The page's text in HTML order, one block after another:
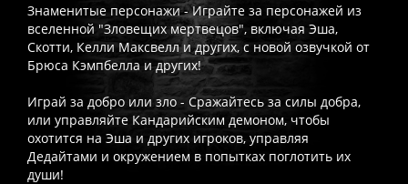
Знаменитые персонажи - Играйте за персонажей из
вселенной "Зловещих мертвецов", включая Эша,
Скотти, Келли Максвелл и других, с новой озвучкой от
Брюса Кэмпбелла и других!
Играй за добро или зло - Сражайтесь за силы добра,
или управляйте Кандарийским демоном, чтобы
охотится на Эша и других игроков, управляя
Дедайтами и окружением в попытках поглотить их
души!